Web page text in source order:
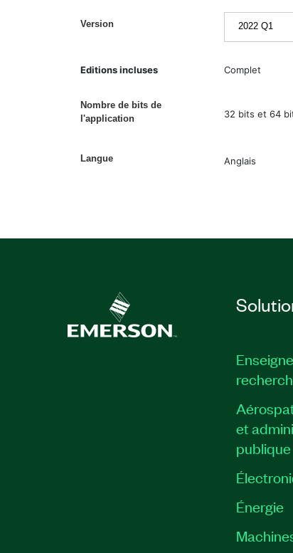
Version
Editions incluses Complet
Nombre de bits de
l'application
32 bits et 64
Langue Anglais
et
publique
Énergie​